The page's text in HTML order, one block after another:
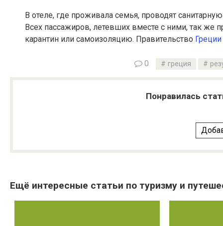
В отеле, где проживала семья, проводят
Всех пассажиров, летевших вместе с ними, так же
карантин или самоизоляцию. Правительство Греции
0 греция
Понравилась
Ещё интересные статьи по туризму и